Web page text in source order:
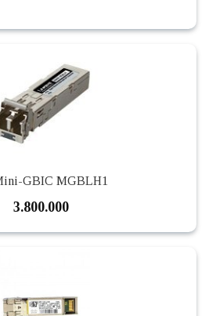
GBIC MGBLH1
3.800.000